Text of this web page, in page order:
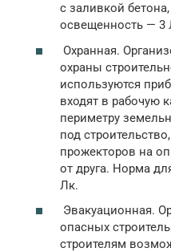
с заливкой
освещенность — 3
Охранная.
охраны
используются
входят в рабочую
периметру
под
прожекторов на
от друга. Норма
Лк.
Эвакуационная.
опасных
строителям